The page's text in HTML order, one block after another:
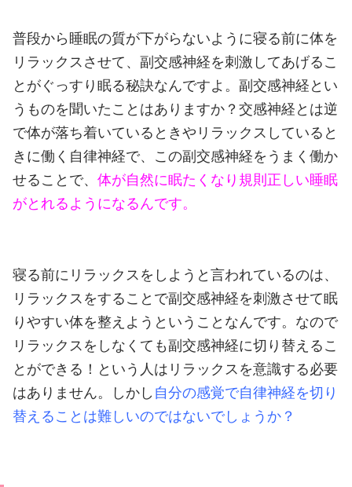
普段から睡眠の質が下がらないように寝る前に体を
リラックスさせて、副交感神経を刺激してあげるこ
とがぐっすり眠る秘訣なんですよ。 副交感神経とい
うものを聞いたことはありますか？交感神経とは逆
で体が落ち着いているときやリラックスしていると
きに働く自律神経で、この副交感神経をうまく働か
せることで、 体が自然に眠たくなり規則正しい睡眠
がとれるようになるんです。
寝る前にリラックスをしようと言われているのは、
リラックスをすることで副交感神経を刺激させて眠
りやすい体を整えようということなんです。 なので
リラックスをしなくても副交感神経に切り替えるこ
とができる！という人はリラックスを意識する必要
はありません。しかし 自分の感覚で自律神経を切り
替えることは難しいのではないでしょうか？